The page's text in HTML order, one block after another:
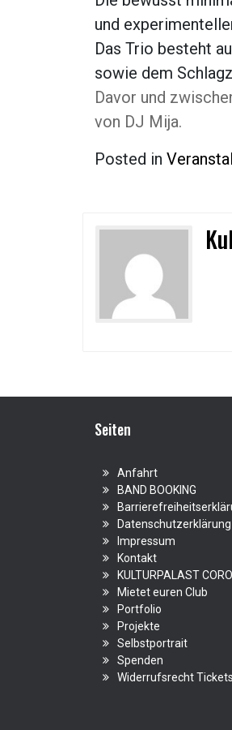
und
Das Trio besteht
sowie dem
Davor und
von DJ Mija.
Posted in
Seiten
Anfahrt
BAND BOOKING
Datenschutzerklärung
Impressum
Kontakt
KULTURPALAST
Mietet euren Club
Portfolio
Projekte
Selbstportrait
Spenden
Widerrufsrecht Tickets